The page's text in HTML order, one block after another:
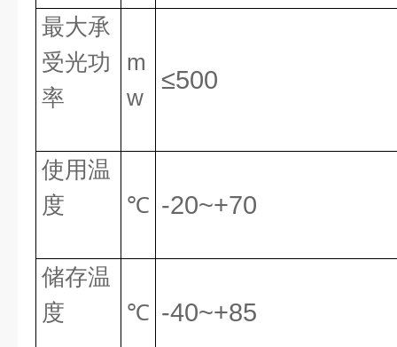
最大承
受光功
率
m
w
≤500
使用温
度
℃ -20~+70
储存温
度
℃ -40~+85